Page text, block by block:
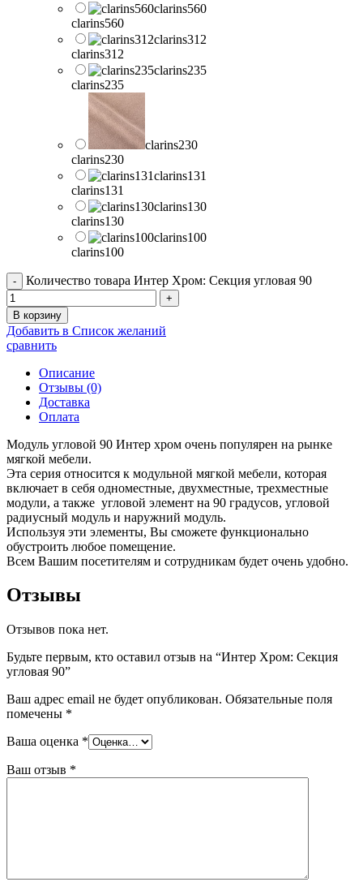
clarins560
clarins560
clarins312
clarins312
clarins235
clarins235
clarins230
clarins230
clarins131
clarins131
clarins130
clarins130
clarins100
clarins100
Количество товара Интер Хром: Секция угловая 90
В корзину
Добавить в Список желаний
сравнить
Описание
Отзывы (0)
Доставка
Оплата
Модуль угловой 90 Интер хром очень популярен на рынке
мягкой мебели.
Эта серия относится к модульной мягкой мебели, которая
включает в себя одноместные, двухместные, трехместные
модули, а также угловой элемент на 90 градусов, угловой
радиусный модуль и наружний модуль.
Используя эти элементы, Вы сможете функционально
обустроить любое помещение.
Всем Вашим посетителям и сотрудникам будет очень удобно.
Отзывы
Отзывов пока нет.
Будьте первым, кто оставил отзыв на “Интер Хром: Секция
угловая 90”
Ваш адрес email не будет опубликован. Обязательные поля
помечены *
Ваша оценка *
Ваш отзыв *